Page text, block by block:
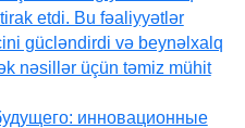
etdi. Bu fəaliyyətlər
gücləndirdi və beynəlxalq
nəsillər üçün təmiz mühit
инновационные